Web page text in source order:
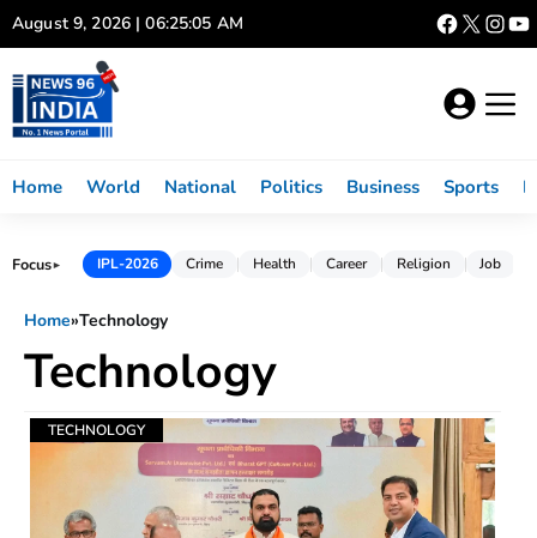
Skip
to
content
August 9, 2026 | 06:25:06 AM
Home World National Politics Business Sports
Focus► IPL-2026 Crime Health Career Religion Job
Home»Technology
Technology
TECHNOLOGY